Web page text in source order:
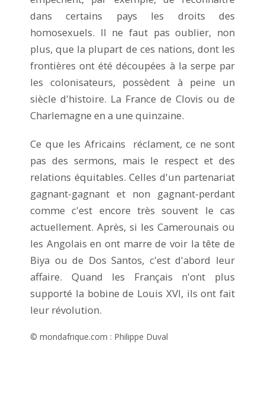
dans certains pays les droits des
homosexuels. Il ne faut pas oublier, non
plus, que la plupart de ces nations, dont les
frontières ont été découpées à la serpe par
les colonisateurs, possèdent à peine un
siècle d'histoire. La France de Clovis ou de
Charlemagne en a une quinzaine.
Ce que les Africains réclament, ce ne sont
pas des sermons, mais le respect et des
relations équitables. Celles d'un partenariat
gagnant-gagnant et non gagnant-perdant
comme c'est encore très souvent le cas
actuellement. Après, si les Camerounais ou
les Angolais en ont marre de voir la tête de
Biya ou de Dos Santos, c'est d'abord leur
affaire. Quand les Français n'ont plus
supporté la bobine de Louis XVI, ils ont fait
leur révolution.
© mondafrique.com : Philippe Duval